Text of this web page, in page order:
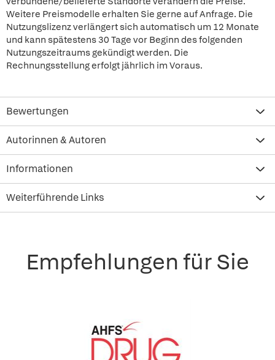
Weitere Preismodelle erhalten Sie gerne auf Anfrage. Die
Nutzungslizenz verlängert sich automatisch um 12 Monate
und kann spätestens 30 Tage vor Beginn des folgenden
Nutzungszeitraums gekündigt werden. Die
Rechnungsstellung erfolgt jährlich im Voraus.
Bewertungen
Autorinnen & Autoren
Informationen
Weiterführende Links
Empfehlungen für Sie